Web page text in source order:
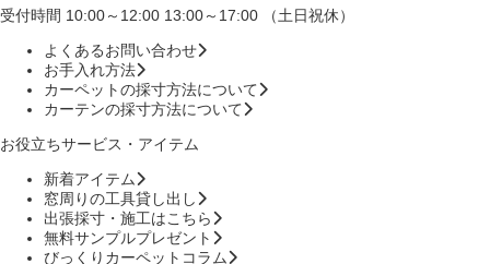
受付時間 10:00～12:00 13:00～17:00 （土日祝休）
よくあるお問い合わせ
お手入れ方法
カーペットの採寸方法について
カーテンの採寸方法について
お役立ちサービス・アイテム
新着アイテム
窓周りの工具貸し出し
出張採寸・施工はこちら
無料サンプルプレゼント
びっくりカーペットコラム